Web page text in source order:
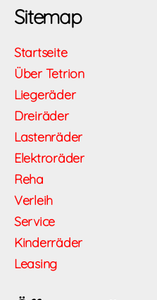
Sitemap
Startseite
Über Tetrion
Liegeräder
Dreiräder
Lastenräder
Elektroräder
Reha
Verleih
Service
Kinderräder
Leasing